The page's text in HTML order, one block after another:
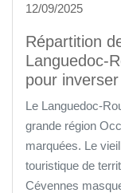
12/09/2025
Répartition
Languedoc-
pour
Le Languedoc-
grande région
marquées. Le
touristique de
Cévennes